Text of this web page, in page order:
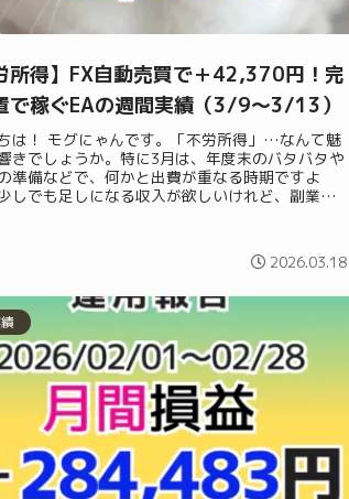
所得】FX自動売買で＋42,370円！完
で稼ぐEAの週間実績（3/9〜3/13）
は！ モグにゃんです。「不労所得」…なんて魅
きでしょうか。特に3月は、年度末のバタバタや
準備などで、何かと出費が重なる時期ですよ
しでも足しになる収入が欲しいけれど、副業を
2026.03.18